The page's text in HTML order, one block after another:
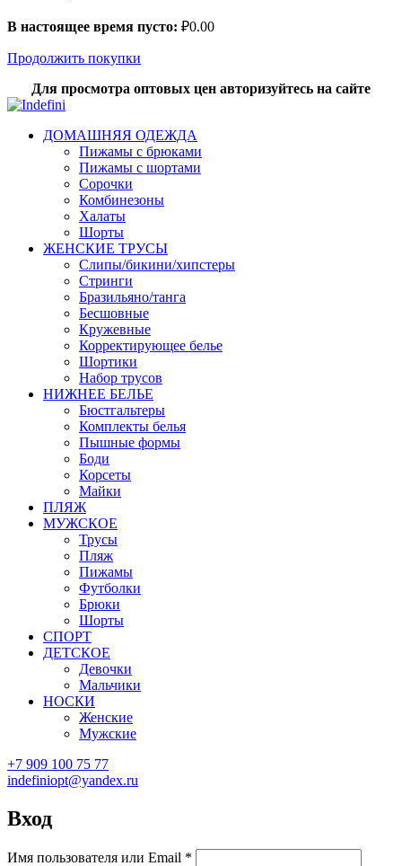
В настоящее время пусто: ₽0.00
Продолжить покупки
Для просмотра оптовых цен авторизуйтесь на сайте
ДОМАШНЯЯ ОДЕЖДА
Пижамы с брюками
Пижамы с шортами
Сорочки
Комбинезоны
Халаты
Шорты
ЖЕНСКИЕ ТРУСЫ
Слипы/бикини/хипстеры
Стринги
Бразильяно/танга
Бесшовные
Кружевные
Корректирующее белье
Шортики
Набор трусов
НИЖНЕЕ БЕЛЬЕ
Бюстгальтеры
Комплекты белья
Пышные формы
Боди
Корсеты
Майки
ПЛЯЖ
МУЖСКОЕ
Трусы
Пляж
Пижамы
Футболки
Брюки
Шорты
СПОРТ
ДЕТСКОЕ
Девочки
Мальчики
НОСКИ
Женские
Мужские
+7 909 100 75 77
indefiniopt@yandex.ru
Вход
Имя пользователя или Email *